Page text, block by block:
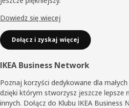
Dowiedz się więcej
Dołącz i zyskaj więcej
IKEA Business Network
Poznaj korzyści dedykowane dla
dzięki którym stworzysz jeszcze lepsze
innych. Dołącz do Klubu IKEA Business